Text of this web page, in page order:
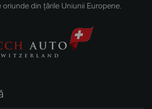
din țările Uniunii Europene.